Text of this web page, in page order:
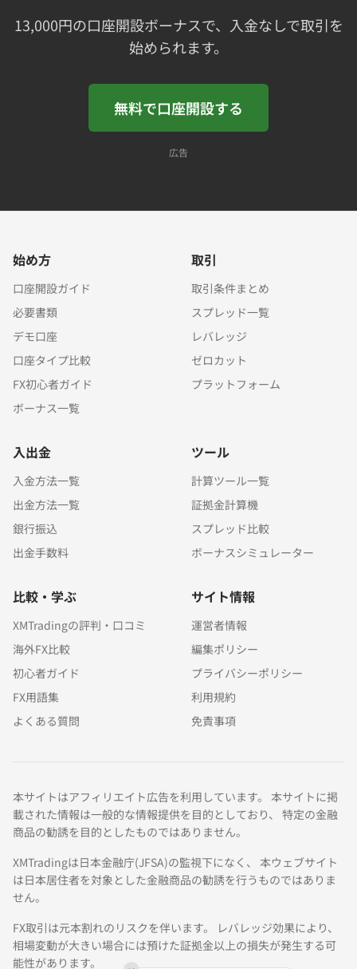
13,000円の口座開設ボーナスで、入金なしで取引を
始められます。
無料で口座開設する
広告
始め方
口座開設ガイド
必要書類
デモ口座
口座タイプ比較
FX初心者ガイド
ボーナス一覧
取引
取引条件まとめ
スプレッド一覧
レバレッジ
ゼロカット
プラットフォーム
入出金
入金方法一覧
出金方法一覧
銀行振込
出金手数料
ツール
計算ツール一覧
証拠金計算機
スプレッド比較
ボーナスシミュレーター
比較・学ぶ
XMTradingの評判・口コミ
海外FX比較
初心者ガイド
FX用語集
よくある質問
サイト情報
運営者情報
編集ポリシー
プライバシーポリシー
利用規約
免責事項
本サイトはアフィリエイト広告を利用しています。 本サイトに掲
載された情報は一般的な情報提供を目的としており、 特定の金融
商品の勧誘を目的としたものではありません。
XMTradingは日本金融庁(JFSA)の監視下になく、 本ウェブサイト
は日本居住者を対象とした金融商品の勧誘を行うものではありま
せん。
FX取引は元本割れのリスクを伴います。 レバレッジ効果により、
相場変動が大きい場合には預けた証拠金以上の損失が発生する可
能性があります。